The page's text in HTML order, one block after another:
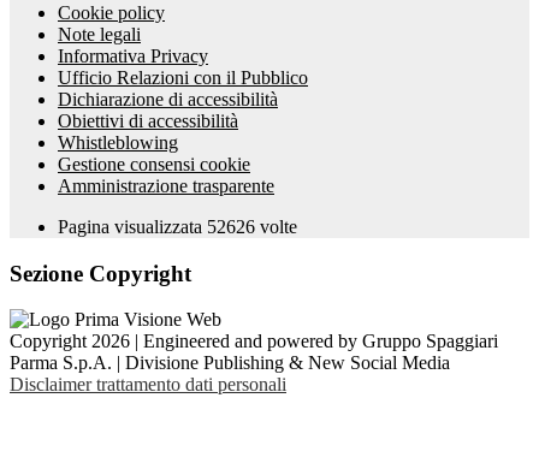
Cookie policy
Note legali
Informativa Privacy
Ufficio Relazioni con il Pubblico
Dichiarazione di accessibilità
Obiettivi di accessibilità
Whistleblowing
Gestione consensi cookie
Amministrazione trasparente
Pagina visualizzata 52626 volte
Sezione Copyright
Copyright 2026 | Engineered and powered by Gruppo Spaggiari
Parma S.p.A. | Divisione Publishing & New Social Media
Disclaimer trattamento dati personali